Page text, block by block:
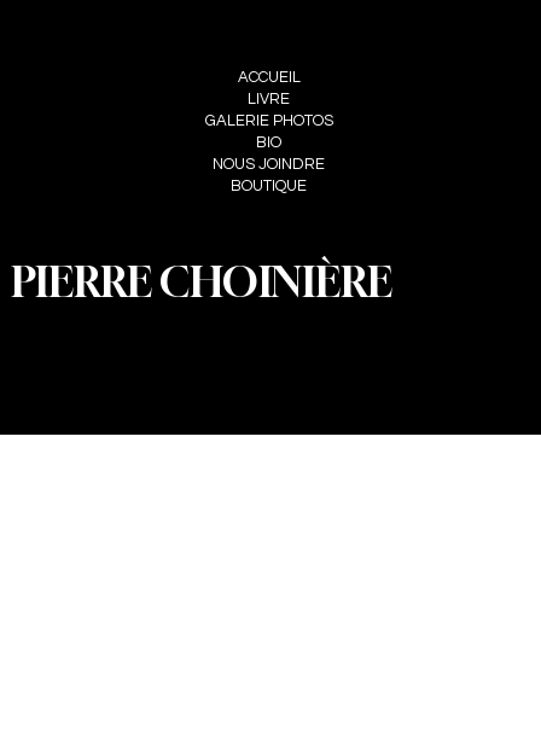
ACCUEIL
LIVRE
GALERIE PHOTOS
BIO
NOUS JOINDRE
BOUTIQUE
PIERRE CHOINIÈRE